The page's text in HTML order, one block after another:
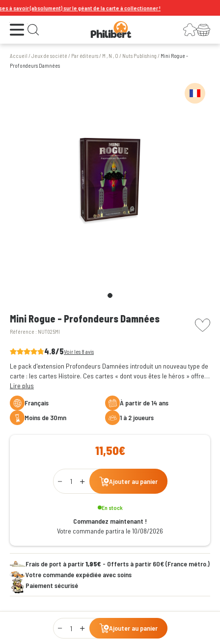
(absolument) sur le géant de la carte à collectionner !
Ouvrir le menu Ouvrir la recherche Connexion
Votre panier
Accueil /Jeux de société / Par éditeurs/ M , N , O / Nuts Publishing / Mini Rogue -
Profondeurs Damnées
Mini Rogue - Profondeurs Damnées
Référence : NUT025MI
picto
4.8/5Voir les 8 avis
Le pack d'extension Profondeurs Damnées introduit un nouveau type de
carte : les cartes Histoire. Ces cartes « dont vous êtes le héros » offrent
un aperçu des événements du donjon et tissent un récit que vous
pourrez découvrir à chaque partie.
Lire plus
Français
à partir de 14 ans
moins de 30mn
1 à 2 joueurs
11,50€
Qty
Ajouter au panier
En stock
Commandez maintenant !
Votre commande partira le 10/08/2026
Frais de port à partir1,95€ - Offerts à partir 60€ (France métro.)
Votre commande expédiée avec soins
Paiement sécurisé
Qty
Ajouter au panier